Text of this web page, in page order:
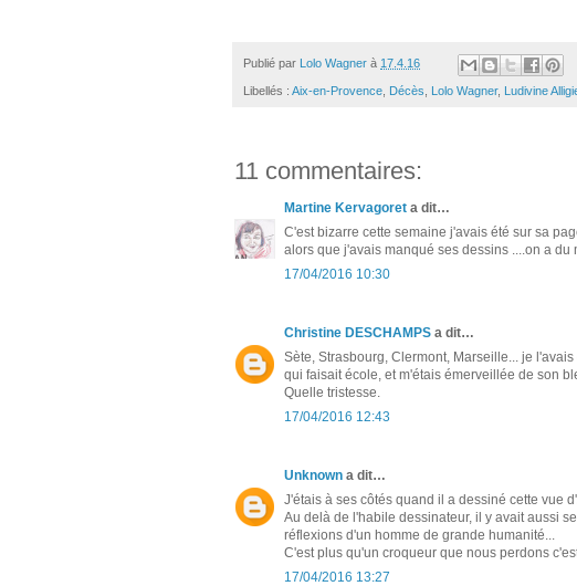
Publié par Lolo Wagner à 17.4.16
Libellés : Aix-en-Provence Décès Lolo Wagner, Ludivine
11 commentaires:
Martine Kervagoret a dit…
C'est bizarre cette semaine j'avais été sur sa
alors que j'avais manqué ses dessins ....on a
17/04/2016 10:30
Christine DESCHAMPS a dit…
Sète, Strasbourg, Clermont, Marseille... je
qui faisait école, et m'étais émerveillée de son
Quelle tristesse.
17/04/2016 12:43
Unknown a dit…
J'étais à ses côtés quand il a dessiné cette vue
Au delà de l'habile dessinateur, il y avait aussi
réflexions d'un homme de grande humanité...
C'est plus qu'un croqueur que nous perdons c'est
17/04/2016 13:27